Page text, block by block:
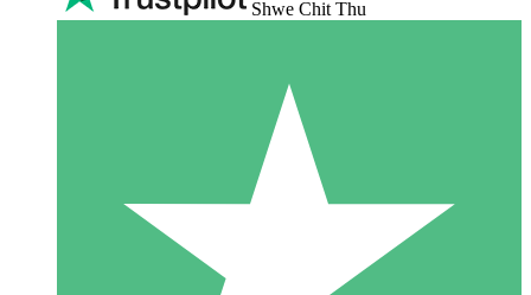
Shwe Chit Thu